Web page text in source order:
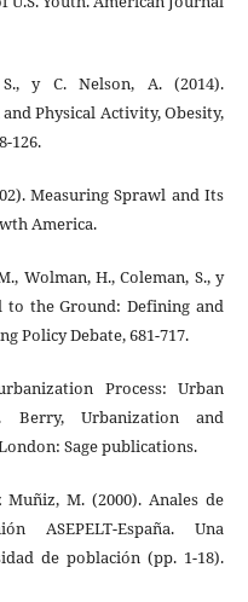
y C. Nelson, A. (2014).
Physical Activity, Obesity,
126.
Measuring Sprawl and Its
America.
Wolman, H., Coleman, S., y
to the Ground: Defining and
Policy Debate, 681-717.
Process: Urban
Urbanization and
Sage publications.
M. (2000). Anales de
ASEPELT-España. Una
de población (pp. 1-18).